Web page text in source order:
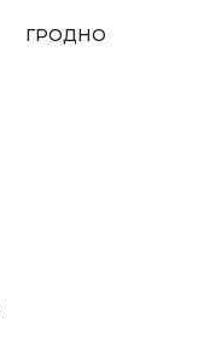
ГРОДНО